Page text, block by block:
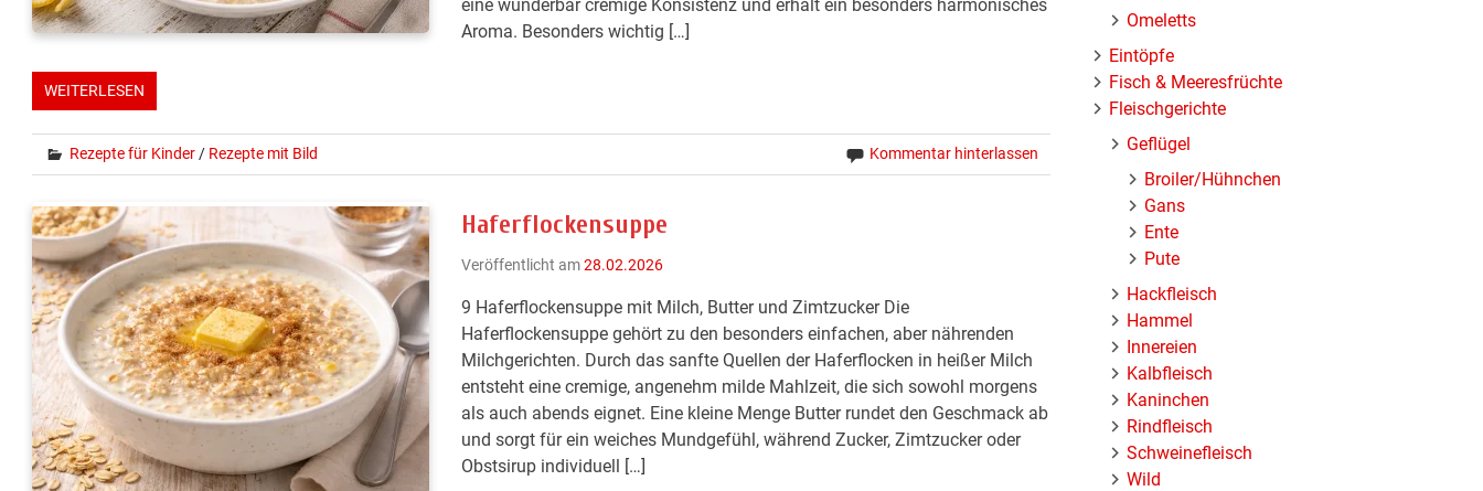
eine wunderbar cremige Konsistenz und erhält ein besonders harmonisches
Aroma. Besonders wichtig […]
WEITERLESEN
Rezepte für Kinder/ Rezepte mit Bild Kommentar hinterlassen
Haferflockensuppe
Veröffentlicht am28.02.2026
9 Haferflockensuppe mit Milch, Butter und Zimtzucker Die
Haferflockensuppe gehört zu den besonders einfachen, aber nährenden
Milchgerichten. Durch das sanfte Quellen der Haferflocken in heißer Milch
entsteht eine cremige, angenehm milde Mahlzeit, die sich sowohl morgens
als auch abends eignet. Eine kleine Menge Butter rundet den Geschmack ab
und sorgt für ein weiches Mundgefühl, während Zucker, Zimtzucker oder
Obstsirup individuell […]
Omeletts
Eintöpfe
Fisch & Meeresfrüchte
Fleischgerichte
Geflügel
Broiler/Hühnchen
Gans
Ente
Pute
Hackfleisch
Hammel
Innereien
Kalbfleisch
Kaninchen
Rindfleisch
Schweinefleisch
Wild